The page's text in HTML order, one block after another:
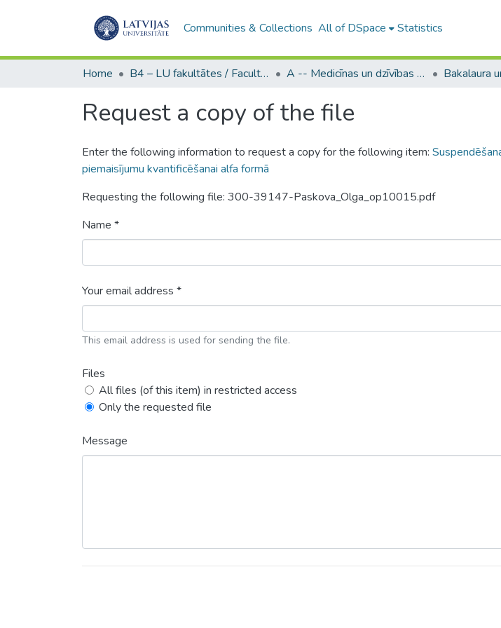
Communities & Collections All of DSpace Statistics
Home B4 – LU fakultātes / Faculties of the UL A -- Medicīnas un dzīvības zinātņu fakultāte / Faculty of Medicine and Life Sciences
Request a copy of the file
Enter the following information to request a copy for the following item:
piemaisījumu kvantificēšanai alfa formā
Requesting the following file: 300-39147-Paskova_Olga_op10015.pdf
Name *
Your email address *
This email address is used for sending the file.
Files
All files (of this item) in restricted access
Only the requested file
Message